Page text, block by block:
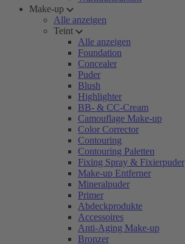
Make-up
Alle anzeigen
Teint
Alle anzeigen
Foundation
Concealer
Puder
Blush
Highlighter
BB- & CC-Cream
Camouflage Make-up
Color Corrector
Contouring
Contouring Paletten
Fixing Spray & Fixierpuder
Make-up Entferner
Mineralpuder
Primer
Abdeckprodukte
Accessoires
Anti-Aging Make-up
Bronzer